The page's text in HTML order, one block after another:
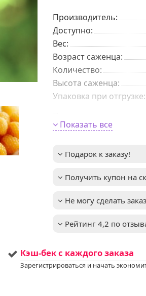
Производитель:
Доступно:
Вес:
Возраст саженца:
Количeствo:
Высота саженца:
Упаковка при отгрузке:
Период цветения
Размер ягоды:
Вкус ягоды:
растения:
Освещенность:
Примечание:
Показать все
Подарок к заказу!
Получить купон на
Не могу сделать заказ
Рейтинг 4,2 по
Кэш-бек с каждого заказа
Зарегистрироваться и начать